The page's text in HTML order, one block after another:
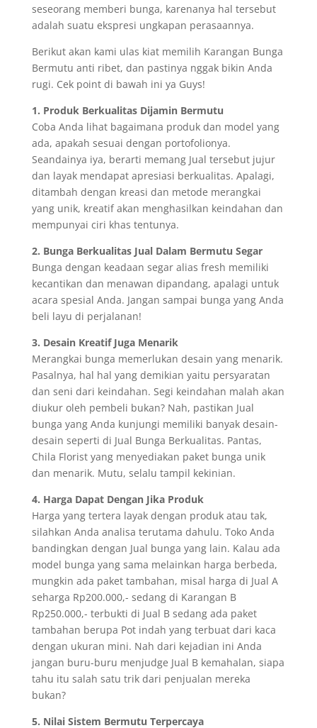
seseorang memberi bunga, karenanya hal tersebut
adalah suatu ekspresi ungkapan perasaannya.
Berikut akan kami ulas kiat memilih Karangan Bunga
Bermutu anti ribet, dan pastinya nggak bikin Anda
rugi. Cek point di bawah ini ya Guys!
1. Produk Berkualitas Dijamin Bermutu
Coba Anda lihat bagaimana produk dan model yang
ada, apakah sesuai dengan portofolionya.
Seandainya iya, berarti memang Jual tersebut jujur
dan layak mendapat apresiasi berkualitas. Apalagi,
ditambah dengan kreasi dan metode merangkai
yang unik, kreatif akan menghasilkan keindahan dan
mempunyai ciri khas tentunya.
2. Bunga Berkualitas Jual Dalam Bermutu Segar
Bunga dengan keadaan segar alias fresh memiliki
kecantikan dan menawan dipandang, apalagi untuk
acara spesial Anda. Jangan sampai bunga yang Anda
beli layu di perjalanan!
3. Desain Kreatif Juga Menarik
Merangkai bunga memerlukan desain yang menarik.
Pasalnya, hal hal yang demikian yaitu persyaratan
dan seni dari keindahan. Segi keindahan malah akan
diukur oleh pembeli bukan? Nah, pastikan Jual
bunga yang Anda kunjungi memiliki banyak desain-
desain seperti di Jual Bunga Berkualitas. Pantas,
Chila Florist yang menyediakan paket bunga unik
dan menarik. Mutu, selalu tampil kekinian.
4. Harga Dapat Dengan Jika Produk
Harga yang tertera layak dengan produk atau tak,
silahkan Anda analisa terutama dahulu. Toko Anda
bandingkan dengan Jual bunga yang lain. Kalau ada
model bunga yang sama melainkan harga berbeda,
mungkin ada paket tambahan, misal harga di Jual A
seharga Rp200.000,- sedang di Karangan B
Rp250.000,- terbukti di Jual B sedang ada paket
tambahan berupa Pot indah yang terbuat dari kaca
dengan ukuran mini. Nah dari kejadian ini Anda
jangan buru-buru menjudge Jual B kemahalan, siapa
tahu itu salah satu trik dari penjualan mereka
bukan?
5. Nilai Sistem Bermutu Terpercaya